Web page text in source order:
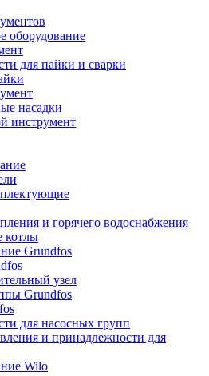
оборудование
для пайки и сварки
насадки
инструмент
и горячего водоснабжения
котлы
Grundfos
узел
Grundfos
для насосных групп
и принадлежности для
Wilo